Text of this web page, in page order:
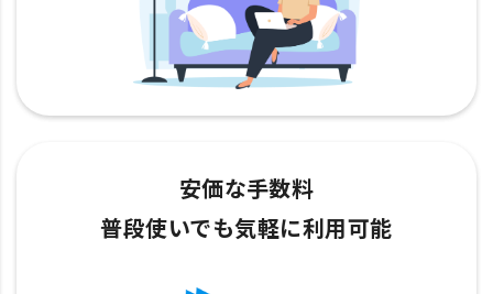
安価な手数料
普段使いでも気軽に利用可能